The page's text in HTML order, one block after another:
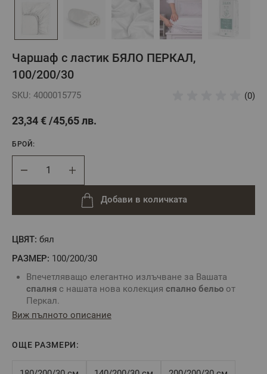
Чаршаф с ластик БЯЛО ПЕРКАЛ,
100/200/30
SKU: 4000015775 (0)
23,34 € 45,65 лв.
ЦВЯТ: бял
РАЗМЕР: 100/200/30
Впечетляващо елегантно излъчване за Вашата
спалня с нашата нова колекция спално бельо от
Перкал.
Плътна и фино изтъкана тъкан с матов финиш.
Чаршафът с ластик
Виж пълното описание
ОЩЕ РАЗМЕРИ:
БРОЙ:
Добави в количката